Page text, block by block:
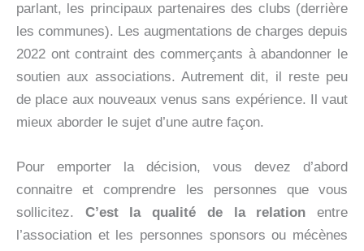
parlant, les principaux partenaires des clubs (derrière
les communes). Les augmentations de charges depuis
2022 ont contraint des commerçants à abandonner le
soutien aux associations. Autrement dit, il reste peu
de place aux nouveaux venus sans expérience. Il vaut
mieux aborder le sujet d’une autre façon.
Pour emporter la décision, vous devez d’abord
connaitre et comprendre les personnes que vous
sollicitez. C’est la qualité de la relation entre
l’association et les personnes sponsors ou mécènes